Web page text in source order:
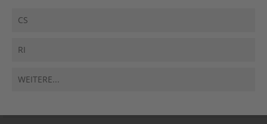
CS
RI
WEITERE...